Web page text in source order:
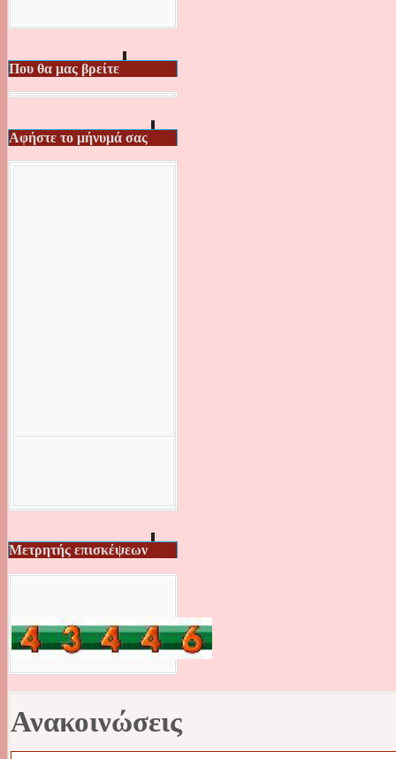
Που θα μας βρείτε
Αφήστε το μήνυμά σας
Μετρητής επισκέψεων
Ανακοινώσεις